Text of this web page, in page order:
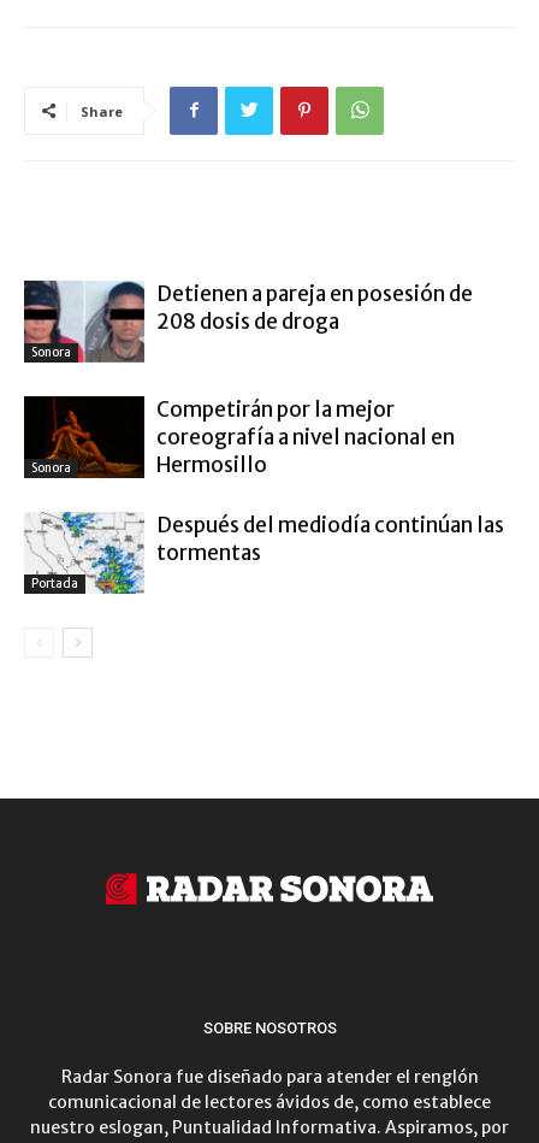
Share
Sonora
Detienen a pareja en posesión de
208 dosis de droga
Sonora
Competirán por la mejor
coreografía a nivel nacional en
Hermosillo
Portada
Después del mediodía continúan las
tormentas
SOBRE NOSOTROS
Radar Sonora fue diseñado para atender el renglón
comunicacional de lectores ávidos de, como establece
nuestro eslogan, Puntualidad Informativa. Aspiramos, por